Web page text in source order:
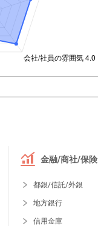
金融/商社/保険
都銀/信託/外銀
地方銀行
信用金庫